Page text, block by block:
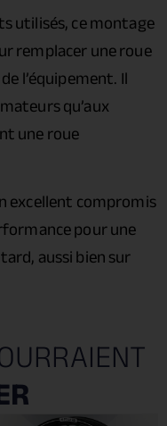
utilisés, ce montage
remplacer une roue
l’équipement. Il
qu’aux
une roue
excellent compromis
pour une
aussi bien sur